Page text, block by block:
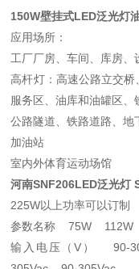
150W壁挂式LED泛光灯
应用场所：
工厂厂房、车间、库房、
高杆灯：高速公路立交
服务区、油库和油罐区
公路隧道、铁路道路、地
加油站
室内外体育运动场馆
河南SNF206LED泛光灯
225W以上功率可以订制
参数名称 75W
输入电压（V） 90-